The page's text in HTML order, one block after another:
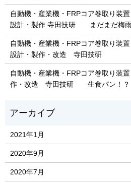
自動機・産業機・FRPコア巻取り装
設計・製作 寺田技研 まだまだ梅雨
自動機・産業機・FRPコア巻取り装
設計・製作・改造 寺田技研
自動機・産業機・FRPコア巻取り装
作・改造 寺田技研 生食パン！？
2021年1月
2020年9月
2020年7月